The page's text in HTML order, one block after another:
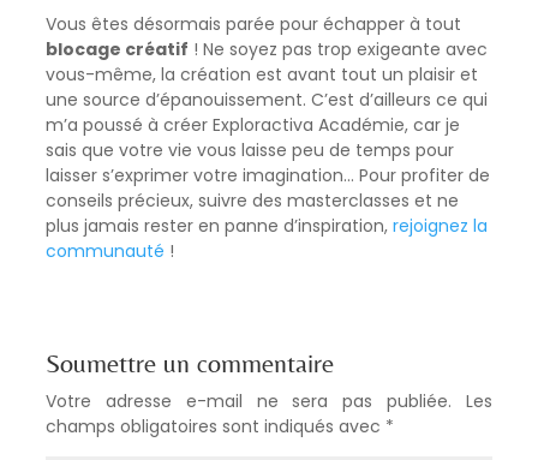
Vous êtes désormais parée pour échapper à tout
blocage créatif ! Ne soyez pas trop exigeante avec
vous-même, la création est avant tout un plaisir et
une source d’épanouissement. C’est d’ailleurs ce qui
m’a poussé à créer Exploractiva Académie, car je
sais que votre vie vous laisse peu de temps pour
laisser s’exprimer votre imagination… Pour profiter de
conseils précieux, suivre des masterclasses et ne
plus jamais rester en panne d’inspiration, rejoignez la
communauté !
Soumettre un commentaire
Votre adresse e-mail ne sera pas publiée.
Les
champs obligatoires sont indiqués avec *